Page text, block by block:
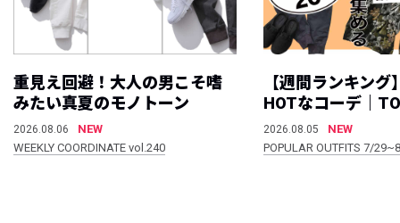
重見え回避！大人の男こそ嗜
みたい真夏のモノトーン
2026.08.06
NEW
WEEKLY COORDINATE vol.240
【週間ランキング
HOTなコーデ｜
2026.08.05
NEW
POPULAR OUTFITS 7/